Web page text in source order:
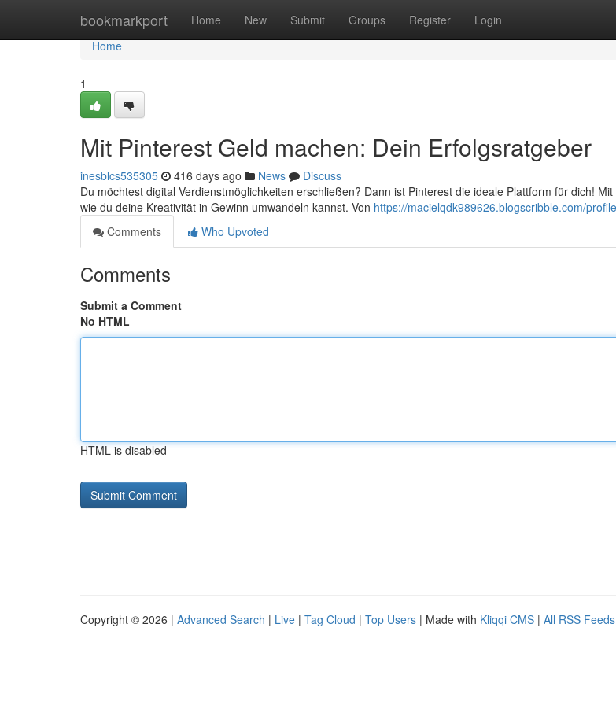
bookmarkport Home New Submit Groups Register Login
Home
Home
1
Mit Pinterest Geld machen: Dein Erfolgsratgeber
inesblcs535305 416 days ago News
Discuss
Du möchtest digital Verdienstmöglichkeiten erschließen? Dann ist Pinterest die ideale Plattform für dich!
wie du deine Kreativität in Gewinn umwandeln kannst. Von https://macielqdk989626.blogscribble.com/profile
Comments
Who Upvoted
Comments
Submit a Comment
No HTML
HTML is disabled
Copyright © 2026 | Advanced Search | Live | Tag Cloud | Top Users | Made with Kliqqi CMS | All RSS Feeds